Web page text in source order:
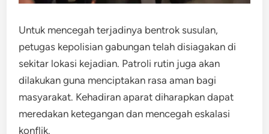
Untuk mencegah terjadinya bentrok susulan,
petugas kepolisian gabungan telah disiagakan di
sekitar lokasi kejadian. Patroli rutin juga akan
dilakukan guna menciptakan rasa aman bagi
masyarakat. Kehadiran aparat diharapkan dapat
meredakan ketegangan dan mencegah eskalasi
konflik.